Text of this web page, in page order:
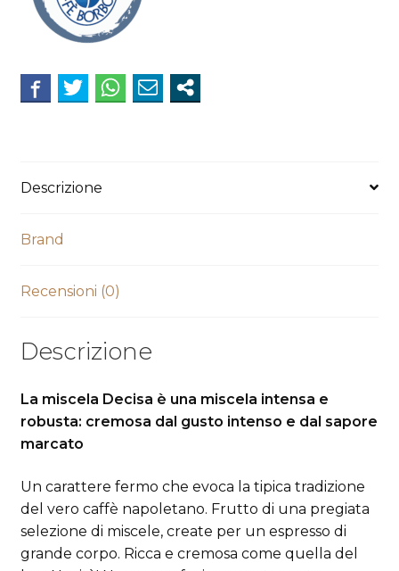
Descrizione
Brand
Recensioni (0)
Descrizione
La miscela Decisa è una miscela intensa e
robusta: cremosa dal gusto intenso e dal sapore
marcato
Un carattere fermo che evoca la tipica tradizione
del vero caffè napoletano. Frutto di una pregiata
selezione di miscele, create per un espresso di
grande corpo. Ricca e cremosa come quella del